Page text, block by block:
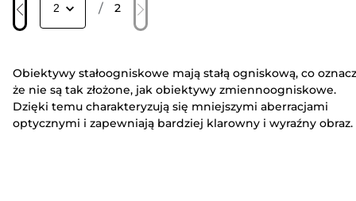
/ 2
Obiektywy stałoogniskowe mają stałą ogniskową, co
że nie są tak złożone, jak obiektywy zmiennoogniskowe.
Dzięki temu charakteryzują się mniejszymi aberracjami
optycznymi i zapewniają bardziej klarowny i wyraźny obraz.